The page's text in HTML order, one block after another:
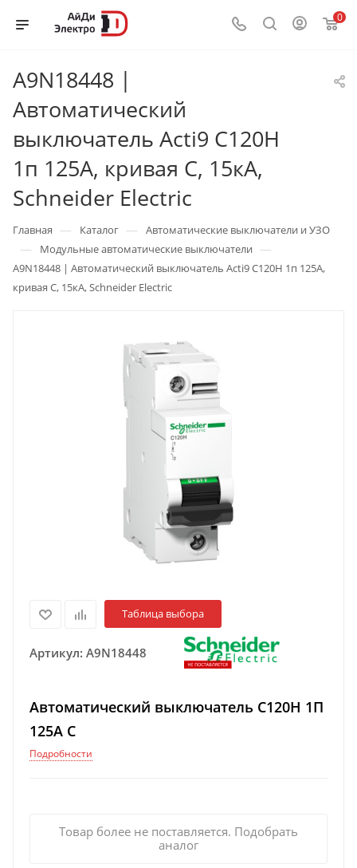
0
A9N18448 |
Автоматический
выключатель Acti9 C120H
1п 125А, кривая С, 15кА,
Schneider Electric
Главная — Каталог — Автоматические выключатели и УЗО
— Модульные автоматические выключатели —
A9N18448 | Автоматический выключатель Acti9 C120H 1п 125А,
кривая С, 15кА, Schneider Electric
Таблица выбора
Артикул: A9N18448
Автоматический выключатель C120H 1П
125A C
Подробности
Товар более не поставляется. Подобрать
аналог